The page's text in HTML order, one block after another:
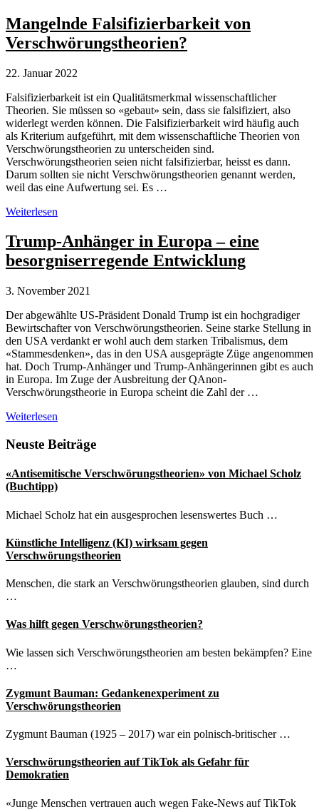
Gefahr
für
die
Mangelnde Falsifizierbarkeit von
Verschwörungstheorien?
22. Januar 2022
Falsifizierbarkeit ist ein Qualitätsmerkmal wissenschaftlicher
Theorien. Sie müssen so «gebaut» sein, dass sie falsifiziert, also
widerlegt werden können. Die Falsifizierbarkeit wird häufig auch
als Kriterium aufgeführt, mit dem wissenschaftliche Theorien von
Verschwörungstheorien zu unterscheiden sind.
Verschwörungstheorien seien nicht falsifizierbar, heisst es dann.
Darum sollten sie nicht Verschwörungstheorien genannt werden,
weil das eine Aufwertung sei. Es …
Mangelnde
von
Verschwörungstheorien?
Weiterlesen
Trump-Anhänger in Europa – eine
besorgniserregende Entwicklung
3. November 2021
Der abgewählte US-Präsident Donald Trump ist ein hochgradiger
Bewirtschafter von Verschwörungstheorien. Seine starke Stellung in
den USA verdankt er wohl auch dem starken Tribalismus, dem
«Stammesdenken», das in den USA ausgeprägte Züge angenommen
hat. Doch Trump-Anhänger und Trump-Anhängerinnen gibt es auch
in Europa. Im Zuge der Ausbreitung der QAnon-
Verschwörungstheorie in Europa scheint die Zahl der …
Trump-
in
eine
besorgniserregende
Weiterlesen
Seitenspalte
Neuste Beiträge
«Antisemitische Verschwörungstheorien» von Michael Scholz
(Buchtipp)
Michael Scholz hat ein ausgesprochen lesenswertes Buch …
Künstliche Intelligenz (KI) wirksam gegen
Verschwörungstheorien
Menschen, die stark an Verschwörungstheorien glauben, sind durch
…
Was hilft gegen Verschwörungstheorien?
Wie lassen sich Verschwörungstheorien am besten bekämpfen? Eine
…
Zygmunt Bauman: Gedankenexperiment zu
Verschwörungstheorien
Zygmunt Bauman (1925 – 2017) war ein polnisch-britischer …
Verschwörungstheorien auf TikTok als Gefahr für
Demokratien
«Junge Menschen vertrauen auch wegen Fake-News auf TikTok